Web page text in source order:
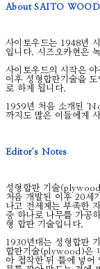
About SAITO WOOD
사이토우드는 1948년
입니다. 시즈오카현은
사이토우드의 시작은
이후 성형합판기술을
로 하게 됩니다.
1959년 처음 소개된
까지도 많은 이들에게
Editor's Notes
성형합판 기술
처음 개발된 이후 20세
나고 전세계는 부족한
중 하나로 나무를 가공
형 합판 기술입니다.
1930년대는 성형합판
합판기술(plywood)은
아 접착한 뒤 틀에 넣어